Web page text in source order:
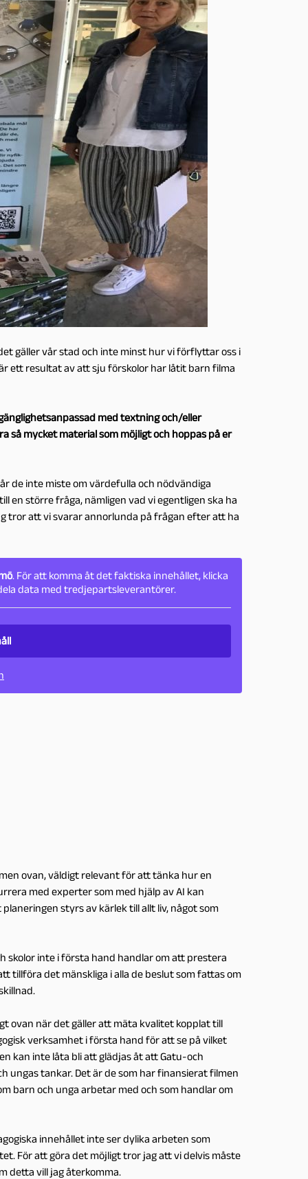
gäller vår stad och inte minst hur vi förflyttar oss i
ett resultat av att sju förskolor har låtit barn filma
med textning och/eller
så mycket material som möjligt och hoppas på er
de inte miste om värdefulla och nödvändiga
en större fråga, nämligen vad vi egentligen ska ha
tror att vi svarar annorlunda på frågan efter att ha
. För att komma åt det faktiska innehållet, klicka
data med tredjepartsleverantörer.
ovan, väldigt relevant för att tänka hur en
med experter som med hjälp av AI kan
styrs av kärlek till allt liv, något som
skolor inte i första hand handlar om att prestera
tillföra det mänskliga i alla de beslut som fattas om
ovan när det gäller att mäta kvalitet kopplat till
verksamhet i första hand för att se på vilket
kan inte låta bli att glädjas åt att Gatu-och
ungas tankar. Det är de som har finansierat filmen
barn och unga arbetar med och som handlar om
innehållet inte ser dylika arbeten som
För att göra det möjligt tror jag att vi delvis måste
detta vill jag återkomma.